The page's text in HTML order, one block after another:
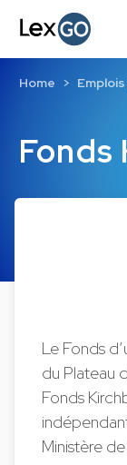
Fonds
Home
Le Fonds
du Plateau
Fonds
Ministère